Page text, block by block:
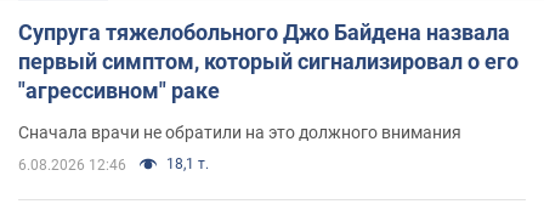
Супруга тяжелобольного Джо Байдена назвала
первый симптом, который сигнализировал о его
"агрессивном" раке
Сначала врачи не обратили на это должного внимания
6.08.2026 12:46 18,1 т.